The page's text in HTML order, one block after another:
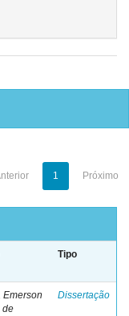
1 Próximo
Tipo
Emerson
de
Dissertação